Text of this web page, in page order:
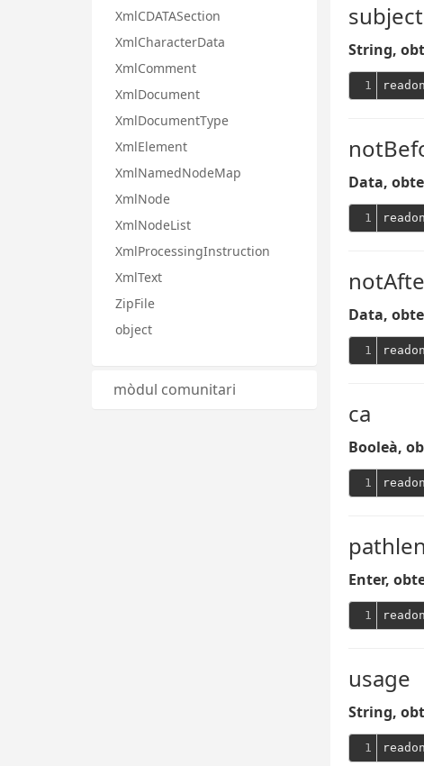
XmlCDATASection
XmlCharacterData
XmlComment
XmlDocument
XmlDocumentType
XmlElement
XmlNamedNodeMap
XmlNode
XmlNodeList
XmlProcessingInstruction
XmlText
ZipFile
object
mòdul comunitari
subject
String,
1
Data,
1
Data,
1
ca
Booleà,
1
pathlen
Enter,
1
usage
String,
1